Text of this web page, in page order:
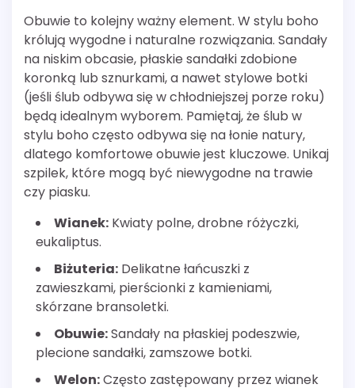
Obuwie to kolejny ważny element. W stylu boho
królują wygodne i naturalne rozwiązania. Sandały
na niskim obcasie, płaskie sandałki zdobione
koronką lub sznurkami, a nawet stylowe botki
(jeśli ślub odbywa się w chłodniejszej porze roku)
będą idealnym wyborem. Pamiętaj, że ślub w
stylu boho często odbywa się na łonie natury,
dlatego komfortowe obuwie jest kluczowe. Unikaj
szpilek, które mogą być niewygodne na trawie
czy piasku.
Wianek: Kwiaty polne, drobne różyczki,
eukaliptus.
Biżuteria: Delikatne łańcuszki z
zawieszkami, pierścionki z kamieniami,
skórzane bransoletki.
Obuwie:Sandały na płaskiej podeszwie,
plecione sandałki, zamszowe botki.
Welon:Często zastępowany przez wianek